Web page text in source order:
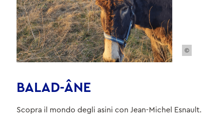
©
BALAD-ÂNE
Scopra il mondo degli asini con Jean-Michel Esnault.